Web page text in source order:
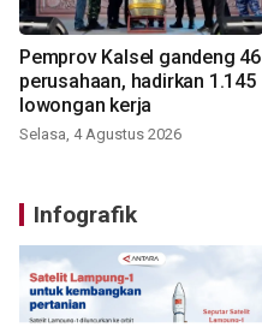
Pemprov Kalsel gandeng 46
perusahaan, hadirkan 1.145
lowongan kerja
Selasa, 4 Agustus 2026
Infografik